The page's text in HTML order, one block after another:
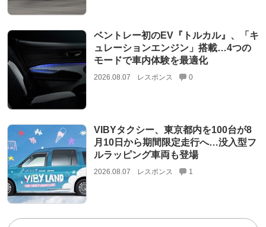
ベントレー初のEV『トルカル』、「キ
ュレーションエンジン」搭載…4つの
モードで車内体験を最適化
2026.08.07 レスポンス 0
VIBYタクシー、東京都内を100台が8
月10日から期間限定走行へ…没入型フ
ルラッピング車両も登場
2026.08.07 レスポンス 1